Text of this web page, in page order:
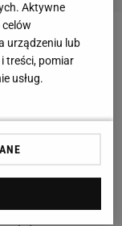
Poznaj
2021z
obecnie na
Aktywne
urządzeniu lub
treści, pomiar
usług.